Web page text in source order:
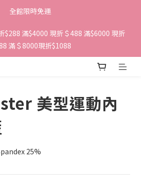
全館限時免運
$288 滿$4000 現折＄488 滿$6000 現折
滿＄8000現折$1088
美型運動內
25%